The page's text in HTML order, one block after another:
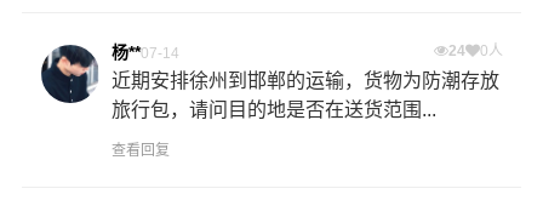
杨**07-14 24 0人
近期安排徐州到邯郸的运输，货物为防潮存放
旅行包，请问目的地是否在送货范围...
查看回复